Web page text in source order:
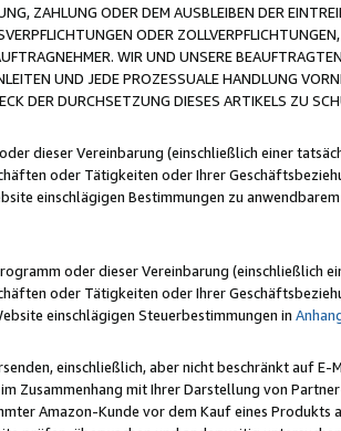
ZAHLUNG ODER DEM AUSBLEIBEN DER
ODER
WIR UND UNSERE
UND JEDE PROZESSUALE HANDLUNG
DER DURCHSETZUNG DIESES ARTIKELS ZU
dieser Vereinbarung (einschließlich einer
oder Tätigkeiten oder Ihrer
einschlägigen Bestimmungen zu
oder dieser Vereinbarung (einschließlich
oder Tätigkeiten oder Ihrer
einschlägigen Steuerbestimmungen in
einschließlich, aber nicht beschränkt auf E-
Zusammenhang mit Ihrer Darstellung von
Amazon-Kunde vor dem Kauf eines